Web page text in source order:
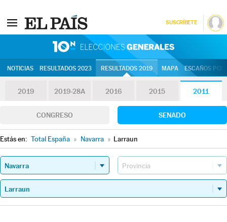
SUSCRÍBETE
NOTICIAS RESULTADOS 2023 RESULTADOS 2019 MAPA ESCAÑOS
2019 2019-28A 2016 2015 2011
CONGRESO SENADO
Estás en: Total España » Navarra » Larraun